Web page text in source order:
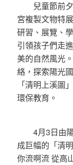
兒童節前夕
宮複製文物特
研習、展覽、
引領孩子們走
美的自然風光
絡，探索陽光
「清明上溪圖
環保教育。
4月3日由陽
成巨幅的「清
你流啊流 從高